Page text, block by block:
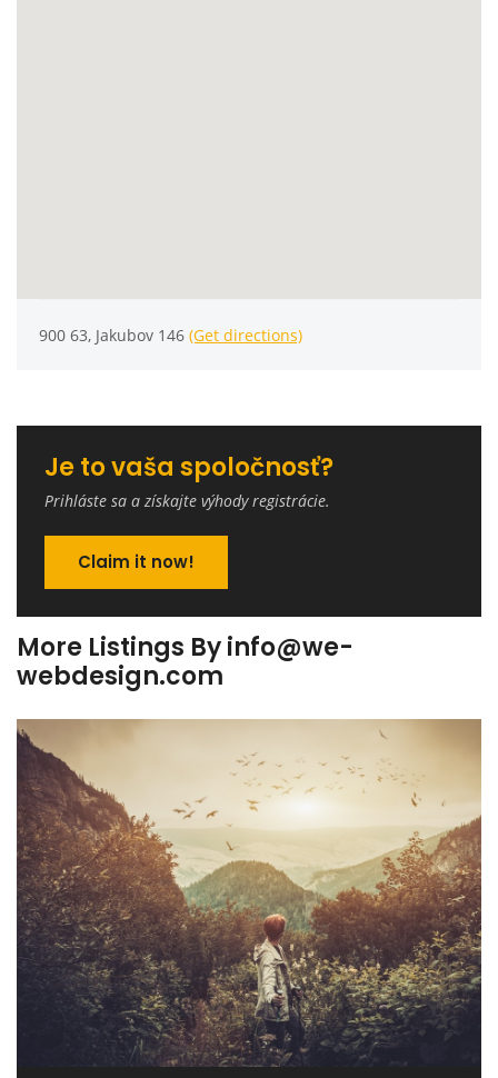
900 63, Jakubov 146 (Get directions)
Je to vaša spoločnosť?
Prihláste sa a získajte výhody registrácie.
Claim it now!
More Listings By info@we-
webdesign.com